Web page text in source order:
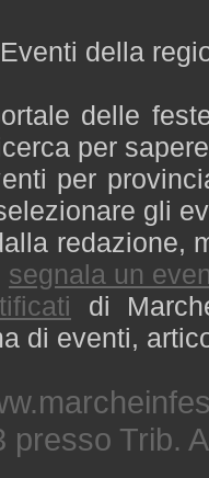
della
delle
per
per
gli
redazione,
segnala un
di
di eventi,
presso Trib.